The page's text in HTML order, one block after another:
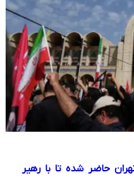
حاضر شده تا با رهیر